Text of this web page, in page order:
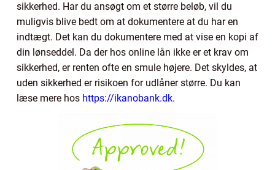
sikkerhed. Har du ansøgt om et større beløb, vil du
muligvis blive bedt om at dokumentere at du har en
indtægt. Det kan du dokumentere med at vise en kopi af
din lønseddel. Da der hos online lån ikke er et krav om
sikkerhed, er renten ofte en smule højere. Det skyldes, at
uden sikkerhed er risikoen for udlåner større. Du kan
læse mere hos https://ikanobank.dk.